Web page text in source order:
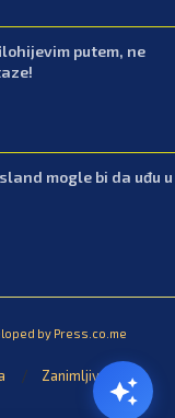
putem, ne
mogle bi da uđu u
by Press.co.me
Zanimljivosti